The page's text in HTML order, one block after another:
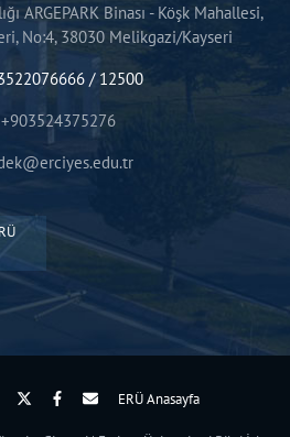
ARGEPARK Binası - Köşk Mahallesi,
No:4, 38030 Melikgazi/Kayseri
/ 12500
+903524375276
ERÜ Anasayfa